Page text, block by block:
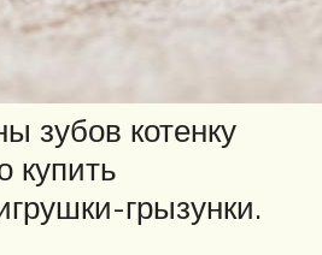
зубов котенку
купить
грызунки.